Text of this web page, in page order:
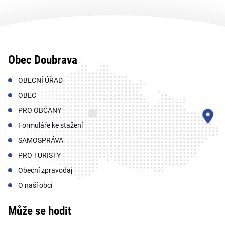
Obec Doubrava
OBECNÍ ÚŘAD
OBEC
PRO OBČANY
Formuláře ke stažení
SAMOSPRÁVA
PRO TURISTY
Obecní zpravodaj
O naší obci
Může se hodit